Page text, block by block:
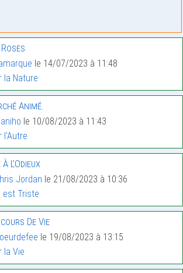
le 14/07/2023 à 11:48
la Nature
Animé.
le 10/08/2023 à 11:43
l'Autre
À L’Odieux
Jordan le 21/08/2023 à 10:36
est Triste
De Vie
le 19/08/2023 à 13:15
la Vie